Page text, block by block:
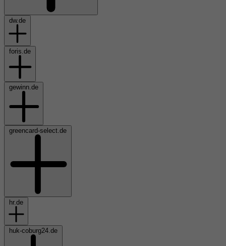
dw.de
foris.de
gewinn.de
greencard-select.de
hr.de
huk-coburg24.de